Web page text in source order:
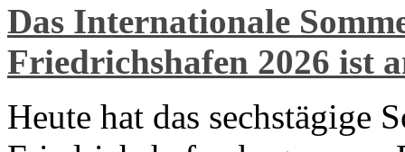
Das Internationale
Friedrichshafen 2026 ist
Heute hat das sechstägige